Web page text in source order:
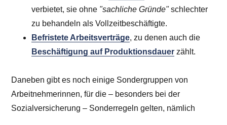
verbietet, sie ohne "sachliche Gründe"schlechter
zu behandeln als Vollzeitbeschäftigte.
Befristete Arbeitsverträge, zu denen auch die
Beschäftigung auf Produktionsdauer zählt.
Daneben gibt es noch einige Sondergruppen von
Arbeitnehmerinnen, für die – besonders bei der
Sozialversicherung – Sonderregeln gelten, nämlich